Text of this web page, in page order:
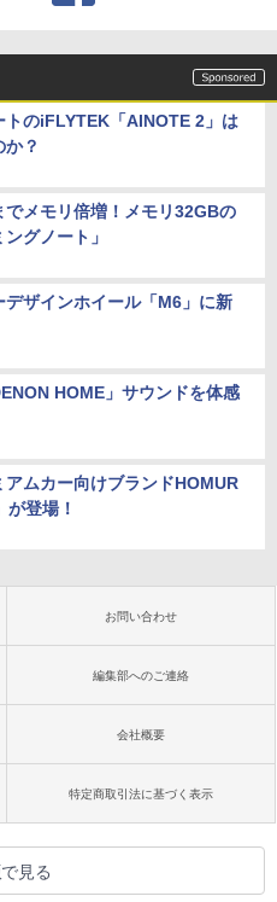
トのiFLYTEK「AINOTE 2」は
？
でメモリ倍増！メモリ32GBの
ングノート」
デザインホイール「M6」に新
HOME」サウンドを体感
アムカー向けブランドHOMUR
登場！
お問い合わせ
編集部へのご連絡
会社概要
特定商取引法に基づく表示
見る